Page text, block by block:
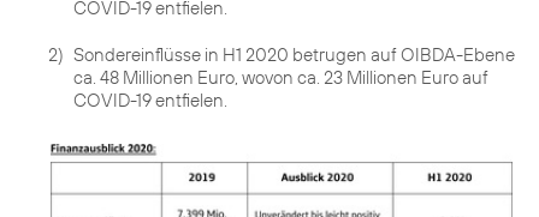
COVID-19 entfielen.
2) Sondereinflüsse in H1 2020 betrugen auf OIBDA-Ebene
ca. 48 Millionen Euro, wovon ca. 23 Millionen Euro auf
COVID-19 entfielen.